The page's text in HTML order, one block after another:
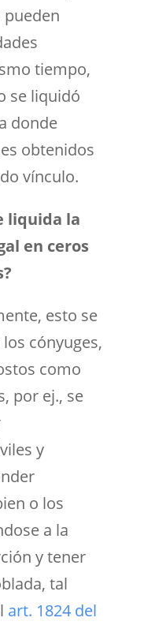
pueden
tiempo,
se liquidó
donde
obtenidos
vínculo.
liquida la
en ceros
esto se
cónyuges,
como
por ej., se
y
o los
a la
y tener
tal
art. 1824 del